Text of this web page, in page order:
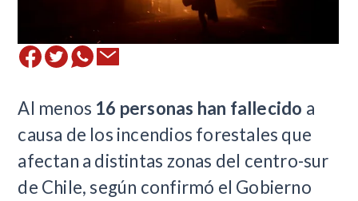
Al menos 16 personas han fallecido a
causa de los incendios forestales que
afectan a distintas zonas del centro-sur
de Chile, según confirmó el Gobierno